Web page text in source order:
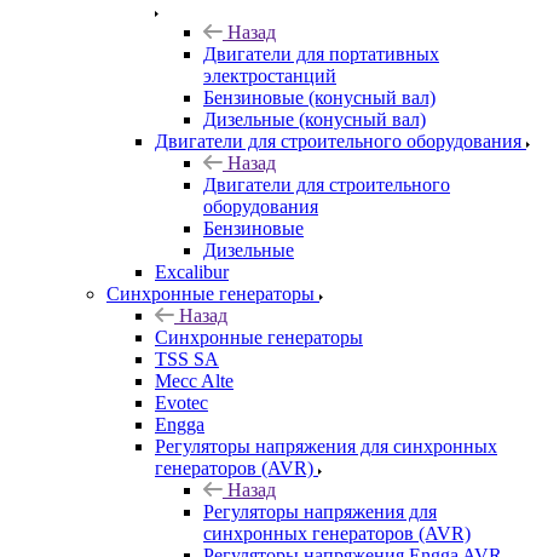
Назад
Двигатели для портативных
электростанций
Бензиновые (конусный вал)
Дизельные (конусный вал)
Двигатели для строительного оборудования
Назад
Двигатели для строительного
оборудования
Бензиновые
Дизельные
Excalibur
Синхронные генераторы
Назад
Синхронные генераторы
TSS SA
Mecc Alte
Evotec
Engga
Регуляторы напряжения для синхронных
генераторов (AVR)
Назад
Регуляторы напряжения для
синхронных генераторов (AVR)